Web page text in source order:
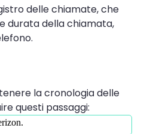
delle chiamate, che
durata della chiamata,
la cronologia delle
questi passaggi: